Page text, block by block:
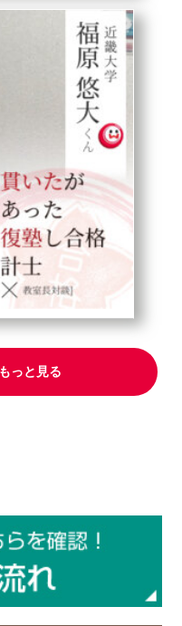
っと見る